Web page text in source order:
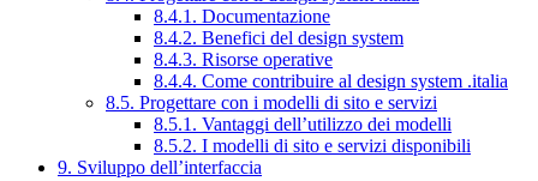
8.4.1. Documentazione
8.4.2. Benefici del design system
8.4.3. Risorse operative
8.4.4. Come contribuire al design system .italia
8.5. Progettare con i modelli di sito e servizi
8.5.1. Vantaggi dell’utilizzo dei modelli
8.5.2. I modelli di sito e servizi disponibili
9. Sviluppo dell’interfaccia